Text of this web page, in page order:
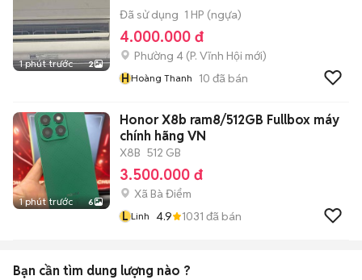
1 phút trước 2
Đã sử dụng 1 HP (ngựa)
4.000.000 đ
Phường 4 (P. Vĩnh Hội mới)
HHoàng Thanh 10 đã bán
1 phút trước 6
Honor X8b ram8/512GB Fullbox máy
chính hãng VN
X8B 512 GB
3.500.000 đ
Xã Bà Điểm
L Linh 4.9 1031 đã bán
Bạn cần tìm dung lượng nào ?